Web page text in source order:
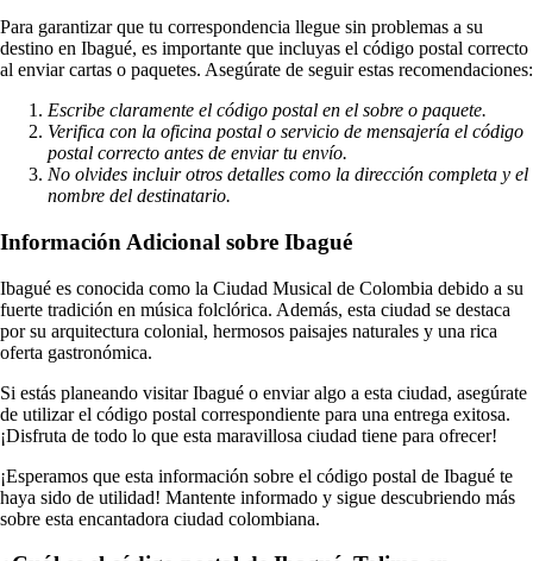
Para garantizar que tu correspondencia llegue sin problemas a su
destino en Ibagué, es importante que incluyas el código postal correcto
al enviar cartas o paquetes. Asegúrate de seguir estas recomendaciones:
Escribe claramente el código postal en el sobre o paquete.
Verifica con la oficina postal o servicio de mensajería el código
postal correcto antes de enviar tu envío.
No olvides incluir otros detalles como la dirección completa y el
nombre del destinatario.
Información Adicional sobre Ibagué
Ibagué es conocida como la Ciudad Musical de Colombia debido a su
fuerte tradición en música folclórica. Además, esta ciudad se destaca
por su arquitectura colonial, hermosos paisajes naturales y una rica
oferta gastronómica.
Si estás planeando visitar Ibagué o enviar algo a esta ciudad, asegúrate
de utilizar el código postal correspondiente para una entrega exitosa.
¡Disfruta de todo lo que esta maravillosa ciudad tiene para ofrecer!
¡Esperamos que esta información sobre el código postal de Ibagué te
haya sido de utilidad! Mantente informado y sigue descubriendo más
sobre esta encantadora ciudad colombiana.